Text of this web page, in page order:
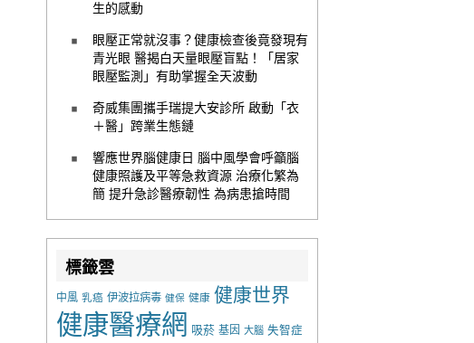
生的感動
眼壓正常就沒事？健康檢查後竟發現有
青光眼 醫揭白天量眼壓盲點！「居家
眼壓監測」有助掌握全天波動
奇威集團攜手瑞提大安診所 啟動「衣
＋醫」跨業生態鏈
響應世界腦健康日 腦中風學會呼籲腦
健康照護及平等急救資源 治療化繁為
簡 提升急診醫療韌性 為病患搶時間
標籤雲
中風 乳癌 伊波拉病毒 健保 健康 健康世界
健康醫療網 吸菸 基因 大腦 失智症